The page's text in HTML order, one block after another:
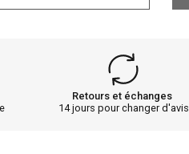
Retours et échanges
14 jours pour changer d'avis